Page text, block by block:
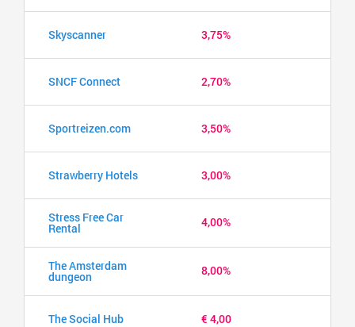
Skyscanner 3,75%
SNCF Connect 2,70%
Sportreizen.com 3,50%
Strawberry Hotels 3,00%
Stress Free Car
Rental 4,00%
The Amsterdam
dungeon 8,00%
The Social Hub € 4,00